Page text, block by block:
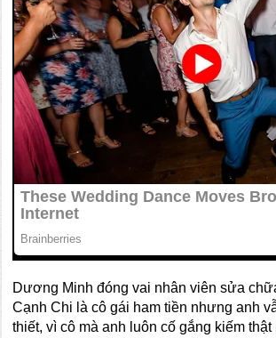
Dương Minh đóng vai nhân viên sửa
Cạnh Chi là cô gái ham tiền nhưng anh
thiết, vì cô mà anh luôn cố gắng kiếm